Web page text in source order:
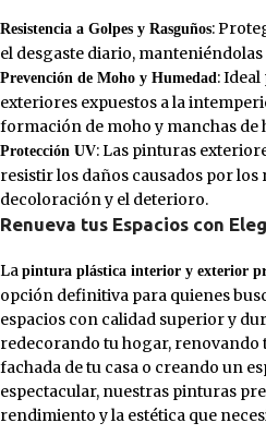
Resistencia a Golpes y Rasguños:
el desgaste diario,
Prevención de Moho y Humedad :
exteriores expuestos a la
formación de moho y manchas de
Protección UV: Las pinturas
resistir los daños causados por los
decoloración y el deterioro.
Renueva tus Espacios con
La pintura plástica interior y exterior
opción definitiva para quienes
espacios con calidad superior y
redecorando tu hogar, renovando
fachada de tu casa o creando un
espectacular, nuestras pinturas
rendimiento y la estética que